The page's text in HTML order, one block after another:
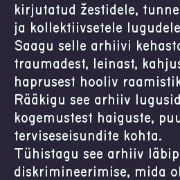
kirjutatud žestidele,
ja kollektiivsetele
Saagu selle arhiivi
traumadest, leinast,
haprusest hooliv
Rääkigu see arhiiv
kogemustest haiguste,
terviseseisundite kohta.
Tühistagu see arhiiv
diskrimineerimise, mida